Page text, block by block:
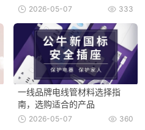
333
2026-05-07
一线品牌电线管材料选择指
南，选购适合的产品
360
2026-05-07